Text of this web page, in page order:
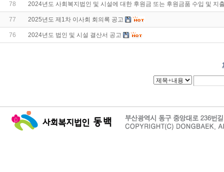
78 2024년도 사회복지법인 및 시설에 대한 후원금 또는 후원금품 수입 및 지
77 2025년도 제1차 이사회 회의록 공고
76 2024년도 법인 및 시설 결산서 공고